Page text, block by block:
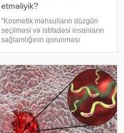
etməliyik?
"Kosmetik məhsulların düzgün
seçilməsi və istifadəsi insanların
sağlamlığının qorunması
Səhiyyə Nazirliyinin rəsmi
"Instagram" hesabınd